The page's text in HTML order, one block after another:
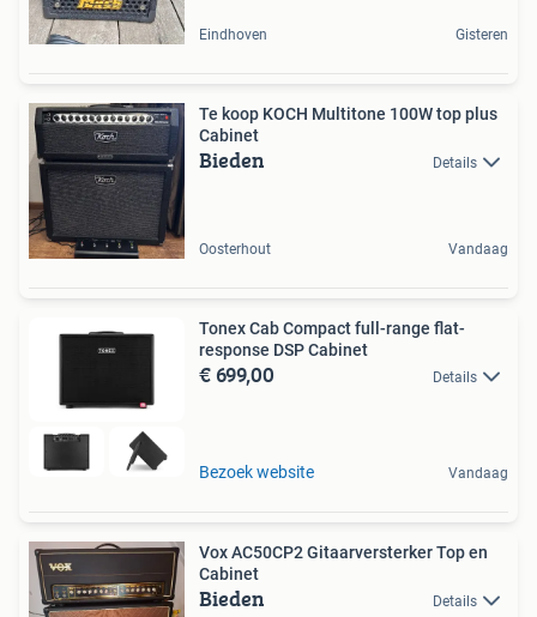
Eindhoven Gisteren
Te koop KOCH Multitone 100W top plus
Cabinet
Bieden Details
Oosterhout Vandaag
Tonex Cab Compact full-range flat-
response DSP Cabinet
€ 699,00 Details
Bezoek website Vandaag
Vox AC50CP2 Gitaarversterker Top en
Cabinet
Bieden Details